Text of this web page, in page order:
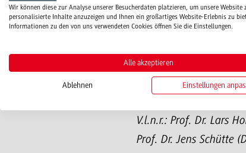
V.l.n.r.: Prof. Dr. Lars
Prof. Dr. Jens Schütte
Wir können diese zur Analyse unserer Besucherdaten platzieren, um unsere Website
personalisierte Inhalte anzuzeigen und Ihnen ein großartiges Website-Erlebnis zu
Informationen zu den von uns verwendeten Cookies öffnen Sie die Einstellungen.
Alle akzeptieren
Ablehnen Einstellungen